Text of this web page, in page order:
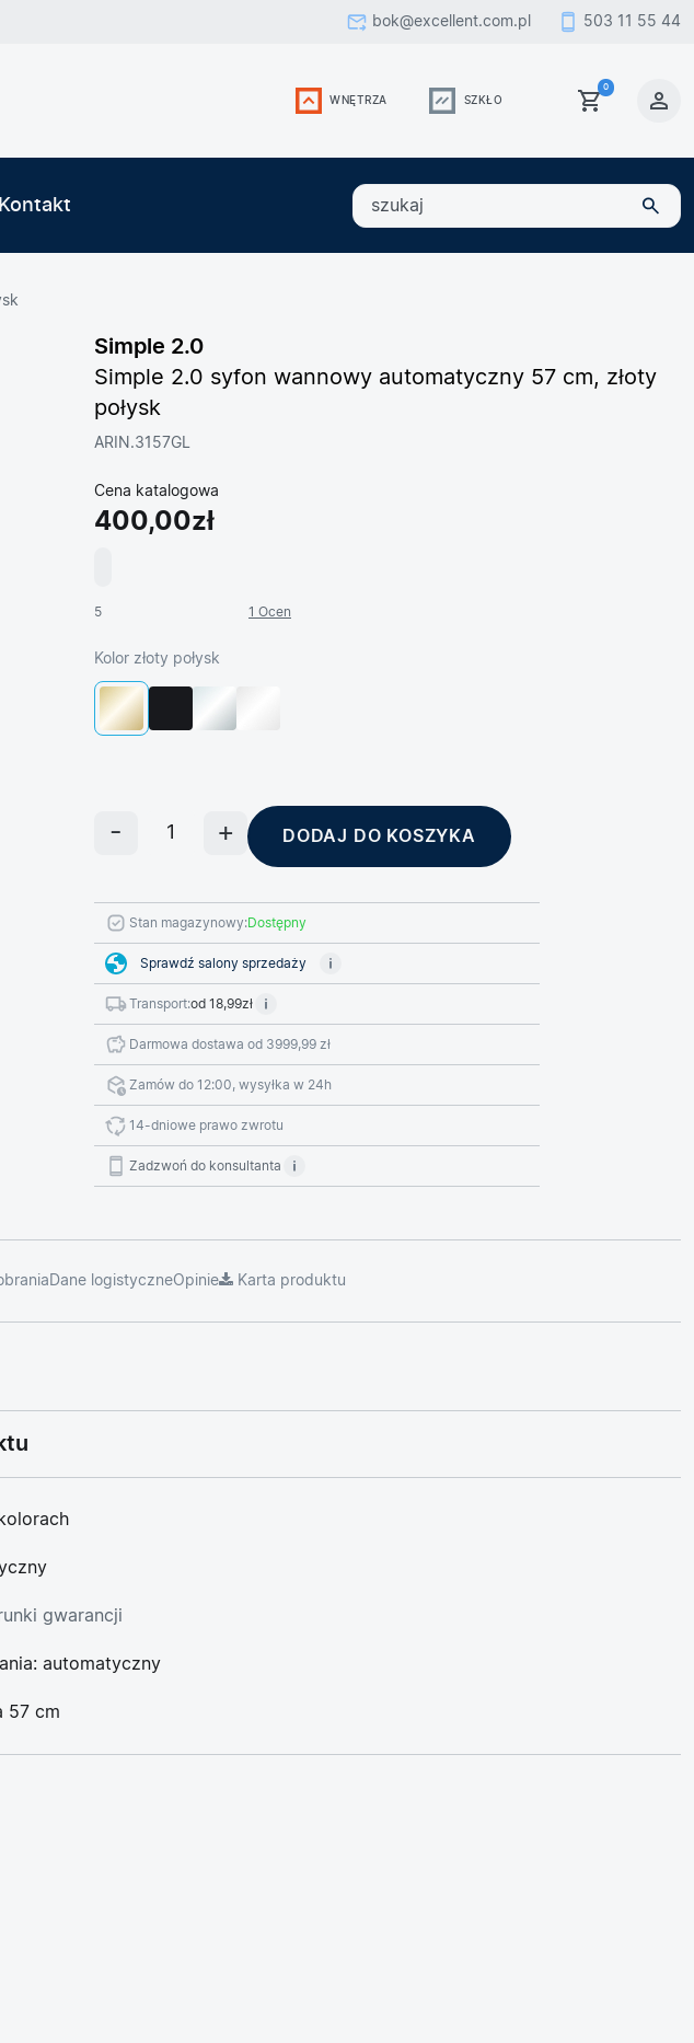
bok@excellent.com.pl 503 11 55 44
WNĘTRZA SZKŁO
0
Kontakt
szukaj
Simple 2.0
Simple 2.0 syfon wannowy automatyczny 57 cm, złoty
połysk
ARIN.3157GL
Cena katalogowa
400,00zł
5 1 Ocen
Kolor złoty połysk
DODAJ DO KOSZYKA
Stan magazynowy:Dostępny
Sprawdź salony sprzedaży
Transport:od 18,99zł
Darmowa dostawa od 3999,99 zł
Zamów do 12:00, wysyłka w 24h
14-dniowe prawo zwrotu
Zadzwoń do konsultanta
Dane logistyczneOpinie Karta produktu
gwarancji
automatyczny
57 cm